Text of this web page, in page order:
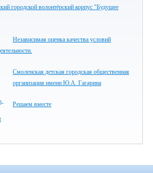
городской волонтёрский корпус "Будущее
Независимая оценка качества условий
Смоленская детская городская общественная
организация имени Ю.А. Гагарина
Решаем вместе